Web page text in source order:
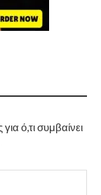
ό,τι συμβαίνει